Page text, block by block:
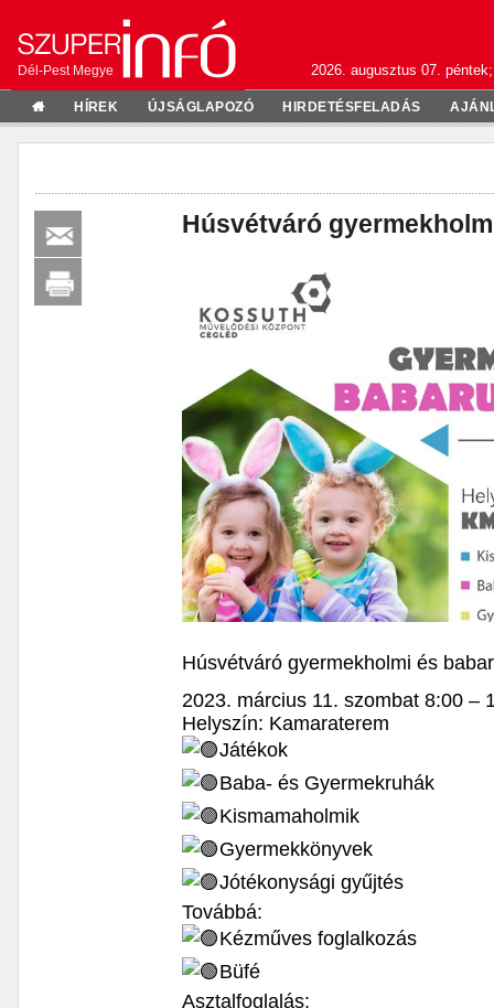
Dél-Pest Megye 2026. augusztus 07.
HÍREK ÚJSÁGLAPOZÓ HIRDETÉSFELADÁS
Húsvétváró
Húsvétváró gyermekholmi és
2023. március 11. szombat 8:00 –
Helyszín: Kamaraterem
Játékok
Baba- és Gyermekruhák
Kismamaholmik
Gyermekkönyvek
Jótékonysági gyűjtés
Továbbá:
Kézműves foglalkozás
Büfé
Asztalfoglalás: